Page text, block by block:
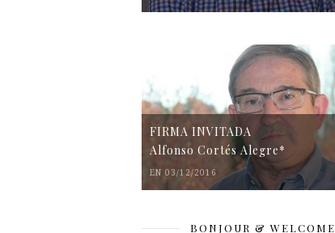
FIRMA INVITADA
Alfonso Cortés Alegre*
EN 03/12/2016
BONJOUR & WELCOME